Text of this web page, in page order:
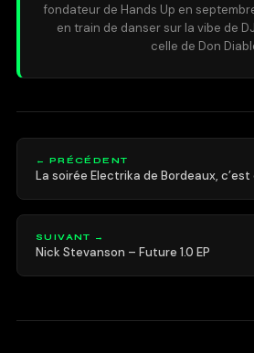
fondateur de Hands Up en
en train de danser sur la vibe de
celle de Don
← PRÉCÉDENT
La soirée Electrika de Bordeaux, c’est
SUIVANT →
Nick Stevanson – Future 1.0 EP